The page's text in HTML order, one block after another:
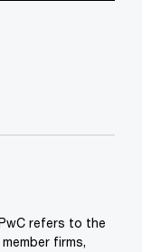
refers to the
firms,